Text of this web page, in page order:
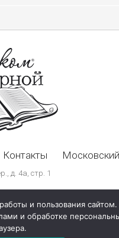
Контакты
д. 4а, стр. 1
и пользования сайтом.
и обработке